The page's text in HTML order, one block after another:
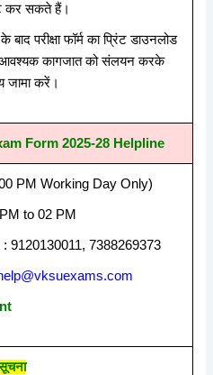
कर सकते हैं।
परीक्षा फॉर्म का प्रिंट डाउनलोड
कागजात को संलयन करके
करें।
Form 2025-28 Helpline
PM Working Day Only)
to 02 PM
9120130011, 7388269373